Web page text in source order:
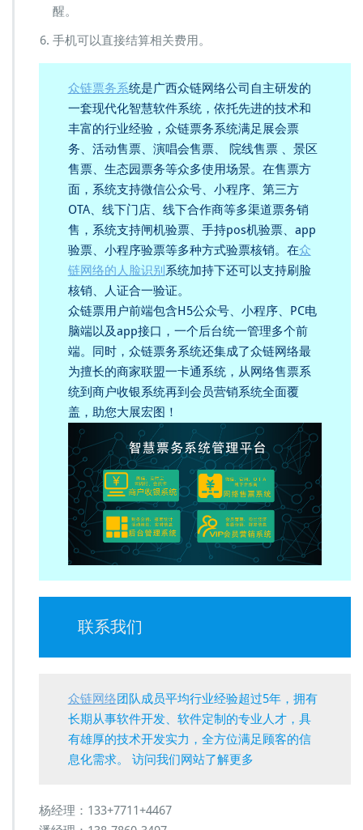
醒。
手机可以直接结算相关费用。
众链票务系统是广西众链网络公司自主研发的
一套现代化智慧软件系统，依托先进的技术和
丰富的行业经验，众链票务系统满足展会票
务、活动售票、演唱会售票、 院线售票 、景区
售票、生态园票务等众多使用场景。在售票方
面，系统支持微信公众号、小程序、第三方
OTA、线下门店、线下合作商等多渠道票务销
售，系统支持闸机验票、手持pos机验票、app
验票、小程序验票等多种方式验票核销。在众
链网络的人脸识别 系统加持下还可以支持刷脸
核销、人证合一验证。
众链票用户前端包含H5公众号、小程序、PC电
脑端以及app接口，一个后台统一管理多个前
端。同时，众链票务系统还集成了众链网络最
为擅长的商家联盟一卡通系统，从网络售票系
统到商户收银系统再到会员营销系统全面覆
盖，助您大展宏图！
联系我们
众链网络团队成员平均行业经验超过5年，拥有
长期从事软件开发、软件定制的专业人才，具
有雄厚的技术开发实力，全方位满足顾客的信
息化需求。 访问我们网站了解更多
杨经理：133+7711+4467